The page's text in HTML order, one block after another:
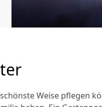
Weise pflegen